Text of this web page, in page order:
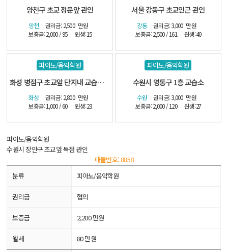
양천구 초교 정문앞 관인
양천 권리금: 2,500 만원
보증금: 2,000 / 95
원생:15
서울 강동구 초교인근 관인
강동 권리금: 3,000 만원
보증금: 2,500 / 161
원생:40
피아노/음악학원
화성 병점구 초교앞 단지내 교습소-(시설최상)
화성 권리금: 2,800 만원
보증금: 1,000 / 60
원생:23
피아노/음악학원
수원시 영통구 1층 교습소
수원 권리금: 3,000 만원
보증금: 2,000 / 120
원생:27
피아노/음악학원
수원시 장안구 초교앞 독점 관인
매물번호: 8858
분류
피아노/음악학원
권리금 협의
보증금 2,200 만원
월세 80 만원